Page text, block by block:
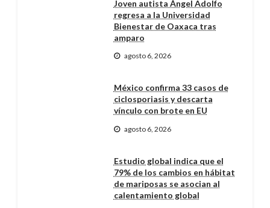
Joven autista Ángel Adolfo
regresa a la Universidad
Bienestar de Oaxaca tras
amparo
agosto 6, 2026
México confirma 33 casos de
ciclosporiasis y descarta
vínculo con brote en EU
agosto 6, 2026
Estudio global indica que el
79% de los cambios en hábitat
de mariposas se asocian al
calentamiento global